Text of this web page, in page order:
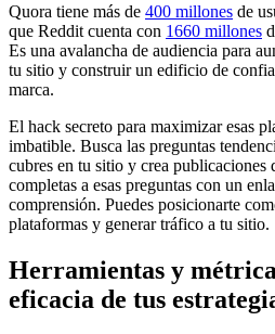
Quora tiene más de 400 millones de
que Reddit cuenta con 1660 millones
Es una avalancha de audiencia para
tu sitio y construir un edificio de
marca.
El hack secreto para maximizar esas
imbatible. Busca las preguntas
cubres en tu sitio y crea publicaciones
completas a esas preguntas con un
comprensión. Puedes posicionarte
plataformas y generar tráfico a tu sitio.
Herramientas y
eficacia de tus